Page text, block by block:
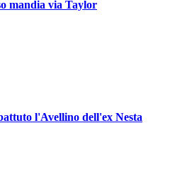
mandia via Taylor
l'Avellino dell'ex Nesta